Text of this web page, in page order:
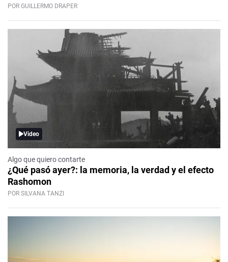
POR GUILLERMO DRAPER
Video
Algo que quiero contarte
¿Qué pasó ayer?: la memoria, la verdad y el efecto
Rashomon
POR SILVANA TANZI